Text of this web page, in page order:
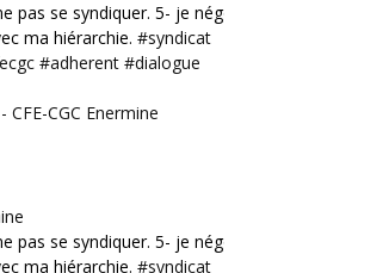
pas se syndiquer. 5- je négocie
ma hiérarchie. #syndicat
#adherent #dialogue
CGC Enermine
pas se syndiquer. 5- je négocie
ma hiérarchie. #syndicat